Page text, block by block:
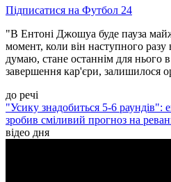
Підписатися на Футбол 24
"В Ентоні Джошуа буде пауза
момент, коли він наступного разу
думаю, стане останнім для нього
завершення кар'єри, залишилося
до речі
"Усику знадобиться 5-6 раундів":
зробив сміливий прогноз на
відео дня